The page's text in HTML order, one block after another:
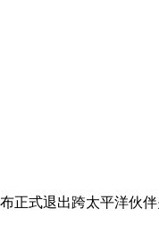
正式退出跨太平洋伙伴